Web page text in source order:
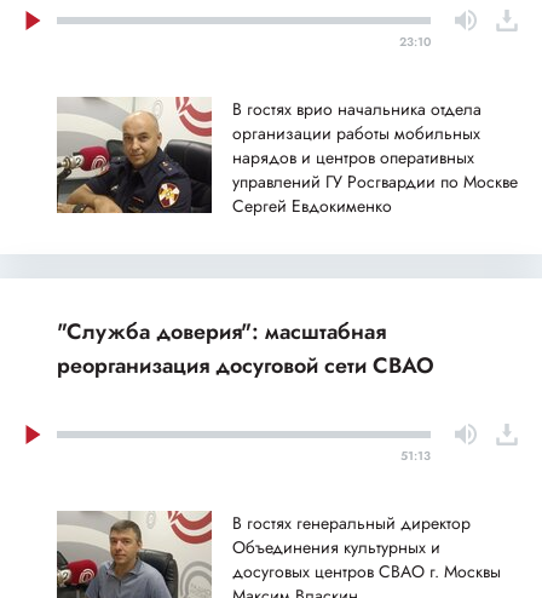
23:10
В гостях врио начальника отдела
организации работы мобильных
нарядов и центров оперативных
управлений ГУ Росгвардии по Москве
Сергей Евдокименко
"Служба доверия": масштабная
реорганизация досуговой сети СВАО
51:13
В гостях генеральный директор
Объединения культурных и
досуговых центров СВАО г. Москвы